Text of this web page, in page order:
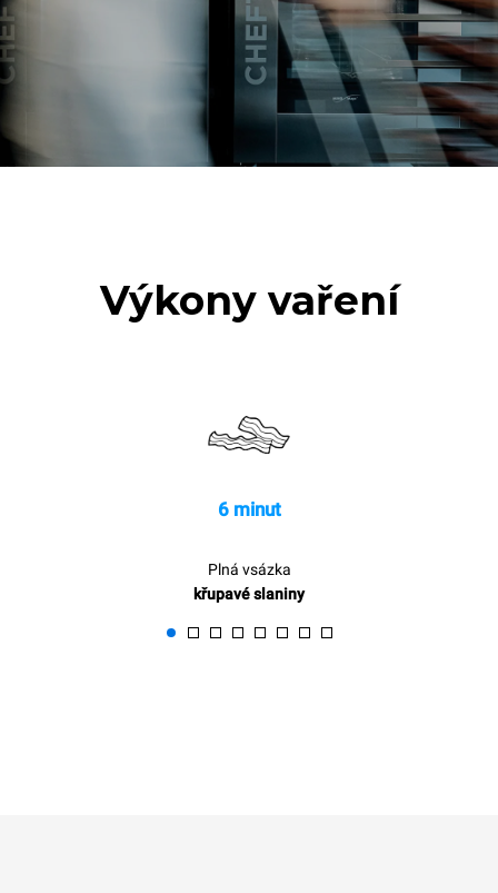
Výkony vaření
6 minut
Plná vsázka
křupavé slaniny